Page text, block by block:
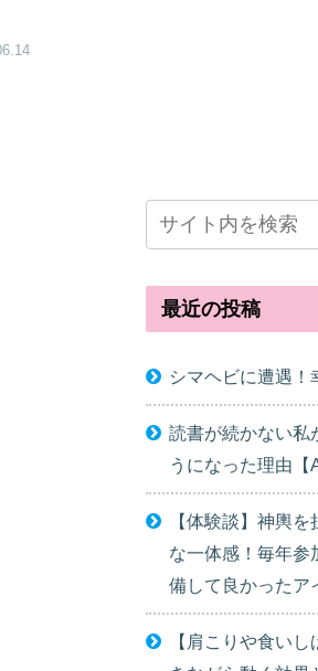
最近の投稿
シマヘビに遭遇！
読書が続かない私
うになった理由【
【体験談】神輿
な一体感！毎年参
備して良かったア
【肩こりや食い